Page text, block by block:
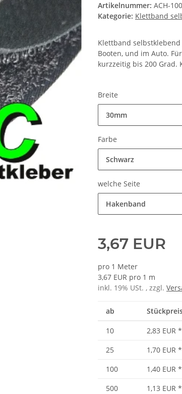
Artikelnummer: ACH-
Kategorie: Klettband
Klettband
Booten, und im Auto.
kurzzeitig bis 200
Breite
30mm
Farbe
Schwarz
welche Seite
Hakenband
3,67 EUR
pro 1 Meter
3,67 EUR pro 1 m
inkl. 19% USt. , zzgl.
ab
10 2,83 EUR *
25
1,70 EUR *
100
1,40 EUR *
500
1,13 EUR *